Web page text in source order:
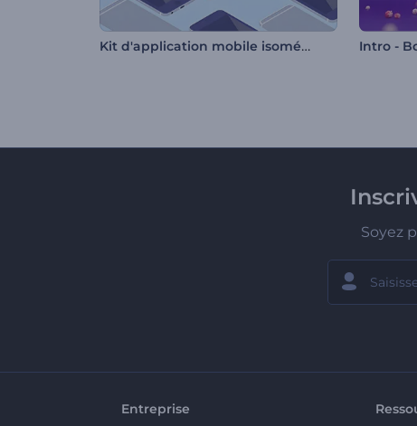
Kit d'application mobile isométrique
Soyez
Entreprise